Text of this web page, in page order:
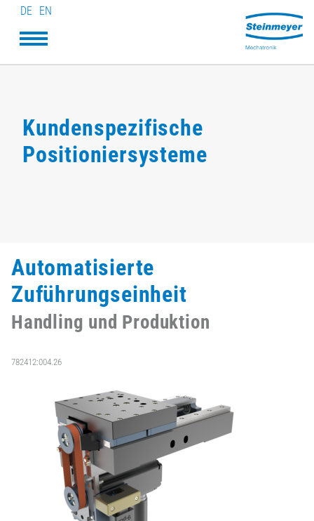
DE EN
Kundenspezifische
Positioniersysteme
Automatisierte
Zuführungseinheit
Handling und Produktion
782412:004.26